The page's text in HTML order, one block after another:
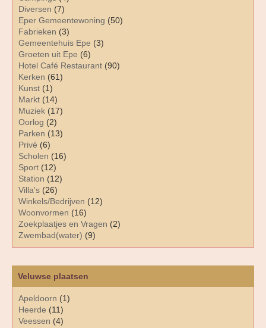
Diversen (7)
Eper Gemeentewoning (50)
Fabrieken (3)
Gemeentehuis Epe (3)
Groeten uit Epe (6)
Hotel Café Restaurant (90)
Kerken (61)
Kunst (1)
Markt (14)
Muziek (17)
Oorlog (2)
Parken (13)
Privé (6)
Scholen (16)
Sport (12)
Station (12)
Villa's (26)
Winkels/Bedrijven (12)
Woonvormen (16)
Zoekplaatjes en Vragen (2)
Zwembad(water) (9)
Veluwse plaatsen
Apeldoorn (1)
Heerde (11)
Veessen (4)